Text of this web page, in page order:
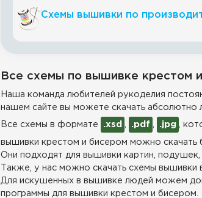
Схемы вышивки по
Все схемы по вышивке крестом
Наша команда любителей рукоделия
нашем сайте вы можете скачать абсолютно
Все схемы в формате .xsd .pdf .jpg ,
вышивки крестом и бисером можно скачать
Они подходят для вышивки картин,
Также, у нас можно скачать схемы вышивки
Для искушенных в вышивке людей можем
программы для вышивки крестом и бисером.